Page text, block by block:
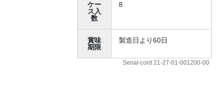
ケー
ス入
数
8
賞味
期限
製造日より60日
Serial-cord 21-27-01-001200-00